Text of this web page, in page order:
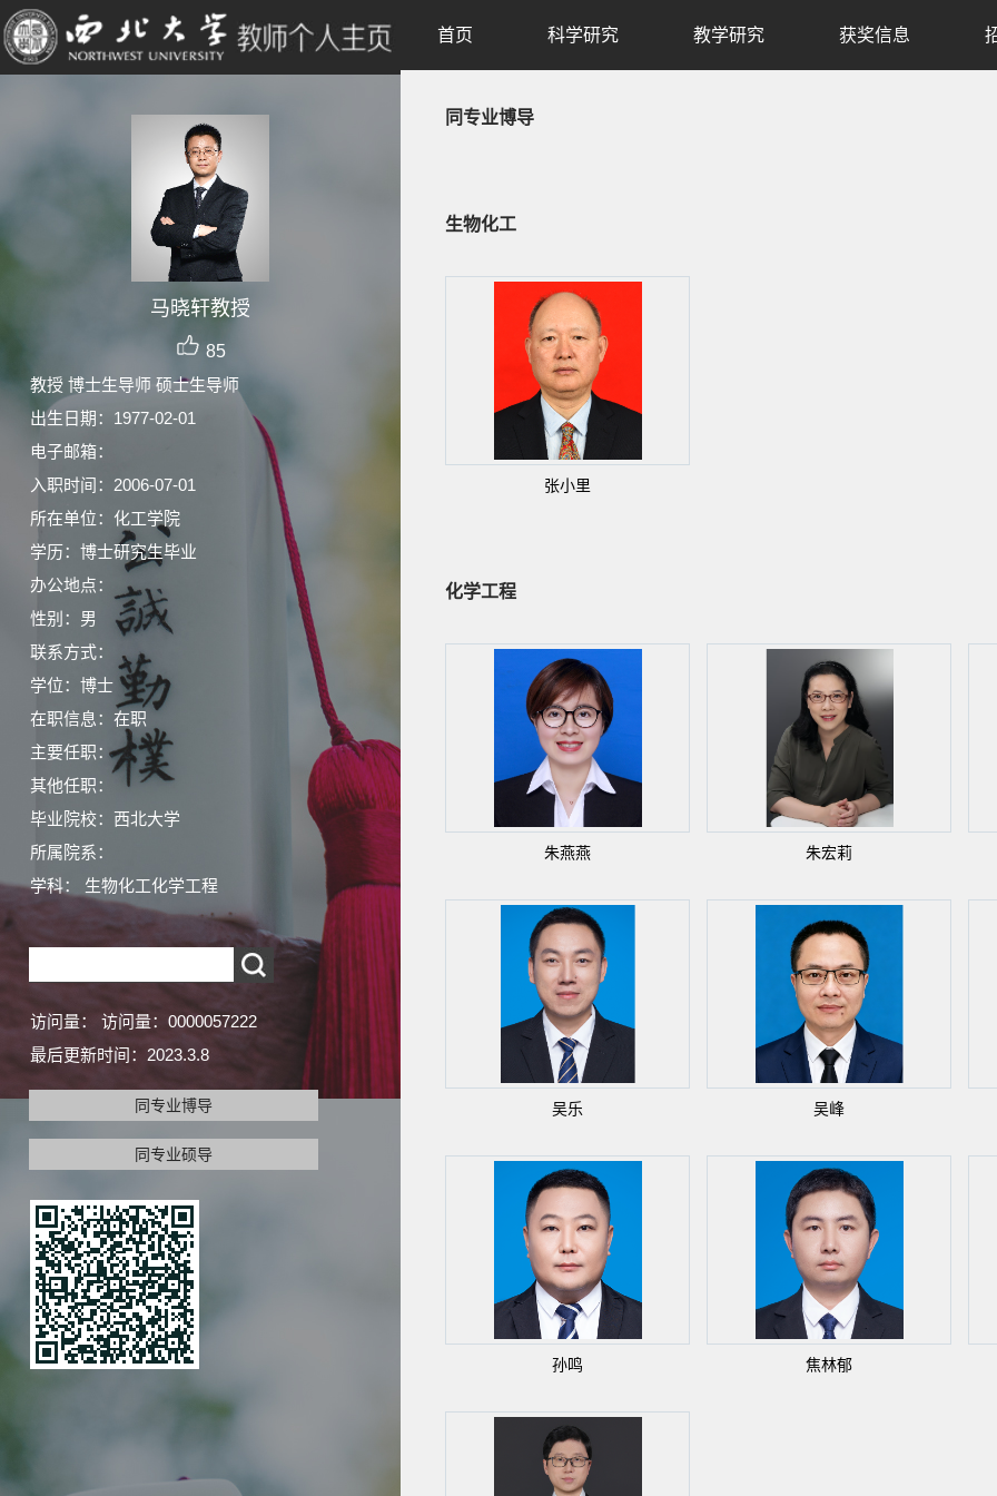
马晓轩教授
85
教授 博士生导师 硕士生导师
出生日期：1977-02-01
电子邮箱：
入职时间：2006-07-01
所在单位：化工学院
学历：博士研究生毕业
办公地点：
性别：男
联系方式：
学位：博士
在职信息：在职
主要任职：
其他任职：
毕业院校：西北大学
所属院系：
学科： 生物化工化学工程
访问量： 访问量： 0000057222
最后更新时间： 2023.3.8
同专业博导
同专业硕导
首页 科学研究 教学研究 获奖信息
同专业博导
生物化工
张小里
化学工程
朱燕燕 朱宏莉
吴乐 吴峰
孙鸣 焦林郁